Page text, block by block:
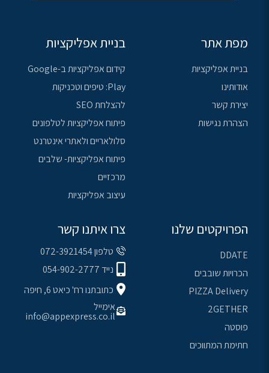
מפת אתר
בניית אפליקציות
אודותינו
יצירת קשר
הצהרת נגישות
בניית אפליקציות
קידום אפליקציות ב-Google
Play: טיפים וטכניקות
להצלחת SEO
פיתוח אפליקציות לטלפונים
סלולאריים ולאתרי אינטרנט
פיתוח אפליקציות- שלבים
מרכזיים
עיצוב אפליקציות
הפרויקטים שלנו
DDATE
הכרויות שובבים
PIZZA Delivery
2GETHER
פוסטה
חתימת המתווכים
צרו איתנו קשר
טלפון 072-3921454
נייד 054-902-2777
כתובתנו רח' כיאט 6, חיפה
אימייל
info@appexpress.co.il